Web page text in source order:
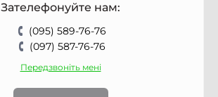
Зателефонуйте нам:
(095) 589-76-76
(097) 587-76-76
Передзвоніть мені